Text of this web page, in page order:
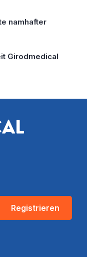
namhafter
Girodmedical
Registrieren